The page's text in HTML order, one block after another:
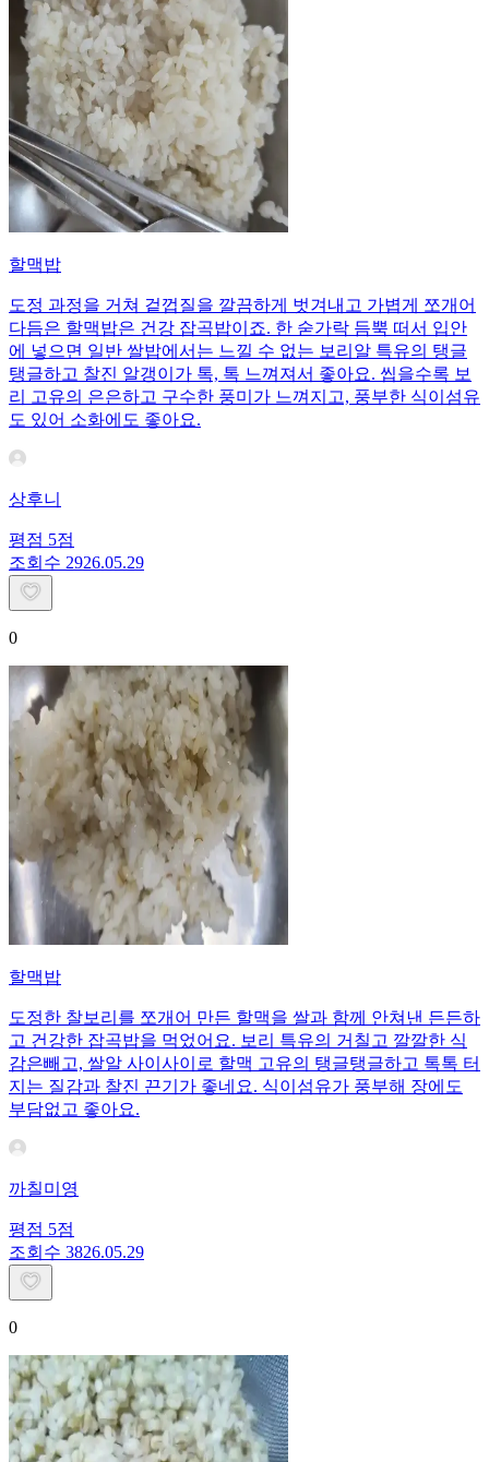
할맥밥
도정 과정을 거쳐 겉껍질을 깔끔하게 벗겨내고 가볍게 쪼개어
다듬은 할맥밥은 건강 잡곡밥이죠. 한 숟가락 듬뿍 떠서 입안
에 넣으면 일반 쌀밥에서는 느낄 수 없는 보리알 특유의 탱글
탱글하고 찰진 알갱이가 톡, 톡 느껴져서 좋아요. 씹을수록 보
리 고유의 은은하고 구수한 풍미가 느껴지고, 풍부한 식이섬유
도 있어 소화에도 좋아요.
상후니
평점 5점
조회수 2926.05.29
0
할맥밥
도정한 찰보리를 쪼개어 만든 할맥을 쌀과 함께 안쳐낸 든든하
고 건강한 잡곡밥을 먹었어요. 보리 특유의 거칠고 깔깔한 식
감은빼고, 쌀알 사이사이로 할맥 고유의 탱글탱글하고 톡톡 터
지는 질감과 찰진 끈기가 좋네요. 식이섬유가 풍부해 장에도
부담없고 좋아요.
까칠미영
평점 5점
조회수 3826.05.29
0